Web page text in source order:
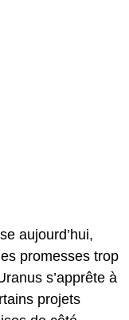
aujourd’hui,
promesses trop
s’apprête à
projets